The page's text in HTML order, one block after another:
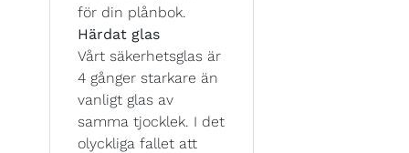
för din plånbok.
Härdat glas
Vårt säkerhetsglas är
4 gånger starkare än
vanligt glas av
samma tjocklek. I det
olyckliga fallet att